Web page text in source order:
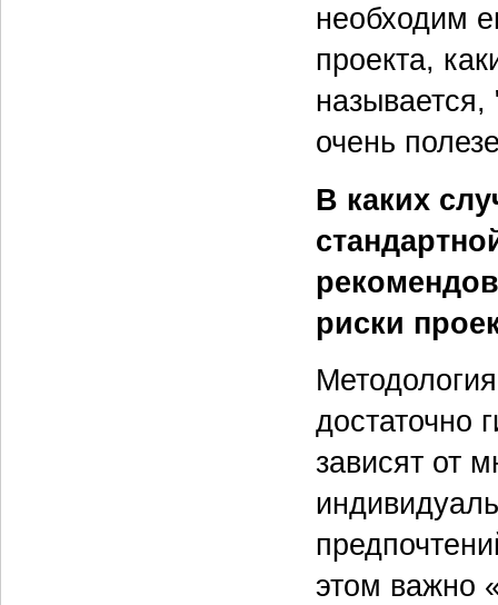
необходим
проекта,
очень
В каких
риски
достаточно
зависят от
этом важно